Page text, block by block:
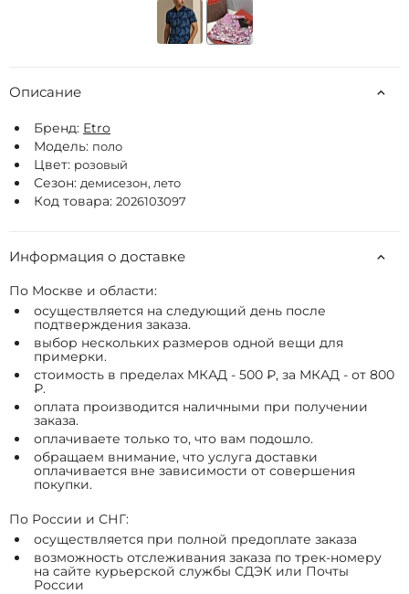
Описание
Бренд: Etro
Модель: поло
Цвет: розовый
Сезон: демисезон, лето
Код товара: 2026103097
Информация о доставке
По Москве и области:
осуществляется на следующий день после
подтверждения заказа.
выбор нескольких размеров одной вещи для
примерки.
стоимость в пределах МКАД - 500 ₽, за МКАД - от 800
₽.
оплата производится наличными при получении
заказа.
оплачиваете только то, что вам подошло.
обращаем внимание, что услуга доставки
оплачивается вне зависимости от совершения
покупки.
По России и СНГ:
осуществляется при полной предоплате заказа
возможность отслеживания заказа по трек-номеру
на сайте курьерской службы СДЭК или Почты
России